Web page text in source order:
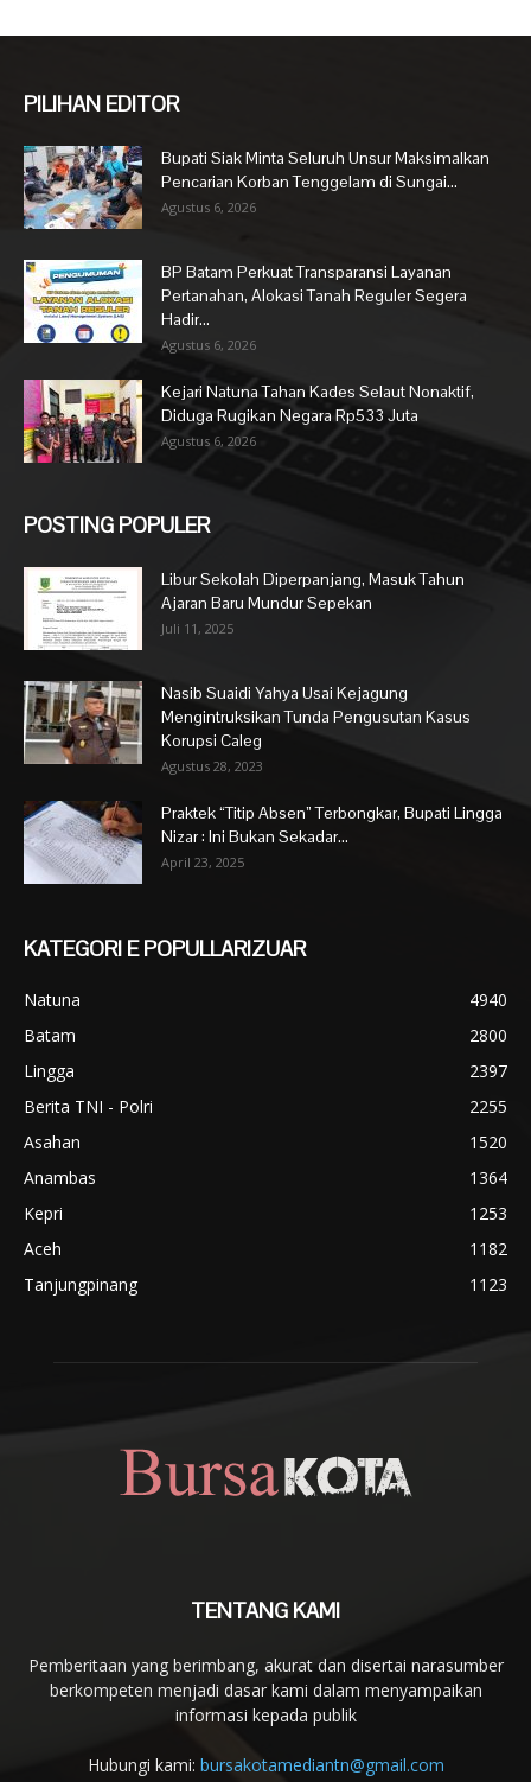
PILIHAN EDITOR
Bupati Siak Minta Seluruh Unsur Maksimalkan
Pencarian Korban Tenggelam di Sungai...
Agustus 6, 2026
BP Batam Perkuat Transparansi Layanan
Pertanahan, Alokasi Tanah Reguler Segera
Hadir...
Agustus 6, 2026
Kejari Natuna Tahan Kades Selaut Nonaktif,
Diduga Rugikan Negara Rp533 Juta
Agustus 6, 2026
POSTING POPULER
Libur Sekolah Diperpanjang, Masuk Tahun
Ajaran Baru Mundur Sepekan
Juli 11, 2025
Nasib Suaidi Yahya Usai Kejagung
Mengintruksikan Tunda Pengusutan Kasus
Korupsi Caleg
Agustus 28, 2023
Praktek “Titip Absen” Terbongkar, Bupati Lingga
Nizar : Ini Bukan Sekadar...
April 23, 2025
KATEGORI E POPULLARIZUAR
Natuna
4940
Batam
2800
Lingga
2397
Berita TNI - Polri
2255
Asahan
1520
Anambas
1364
Kepri
1253
Aceh
1182
Tanjungpinang
1123
TENTANG KAMI
Pemberitaan yang berimbang, akurat dan disertai narasumber
berkompeten menjadi dasar kami dalam menyampaikan
informasi kepada publik
Hubungi kami: bursakotamediantn@gmail.com